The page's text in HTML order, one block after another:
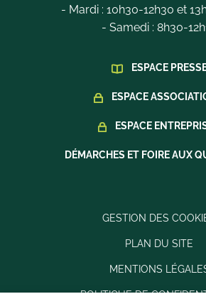
- Mardi : 10h30-12h30 et
- Samedi : 8h30-
ESPACE
ESPACE
ESPACE
DÉMARCHES ET FOIRE AUX
GESTION DES
PLAN DU SITE
MENTIONS